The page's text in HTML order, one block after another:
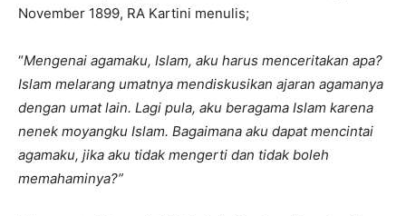
November 1899, RA Kartini menulis;
“Mengenai agamaku, Islam, aku harus menceritakan apa?
Islam melarang umatnya mendiskusikan ajaran agamanya
dengan umat lain. Lagi pula, aku beragama Islam karena
nenek moyangku Islam. Bagaimana aku dapat mencintai
agamaku, jika aku tidak mengerti dan tidak boleh
memahaminya?”